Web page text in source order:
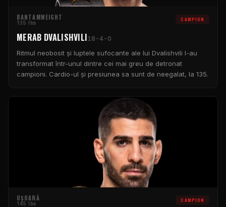
BANTAMWEIGHT
135 lbs CAMPION
MERAB DVALISHVILI18-4-0
Ritmul neobosit și luptele sufocante ale lui Dvalishvili l-au
transformat într-unul dintre cei mai greu de detronat
campioni. Cardio-ul și presiunea sa sunt de neegalat, la 135.
UȘOARĂ
145 lbs CAMPION